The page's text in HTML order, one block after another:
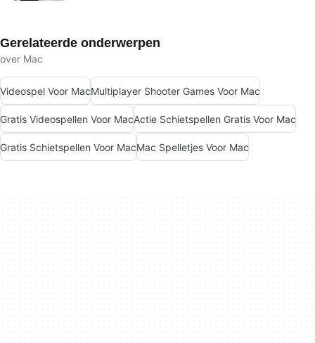
Gerelateerde onderwerpen
over Mac
Videospel Voor MacMultiplayer Shooter Games Voor Mac
Gratis Videospellen Voor MacActie Schietspellen Gratis Voor Mac
Gratis Schietspellen Voor MacMac Spelletjes Voor Mac